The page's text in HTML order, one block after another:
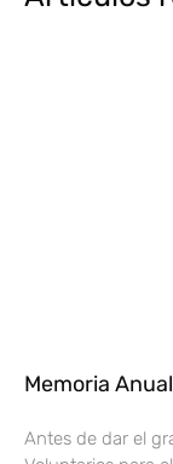
Memoria
Antes de dar el